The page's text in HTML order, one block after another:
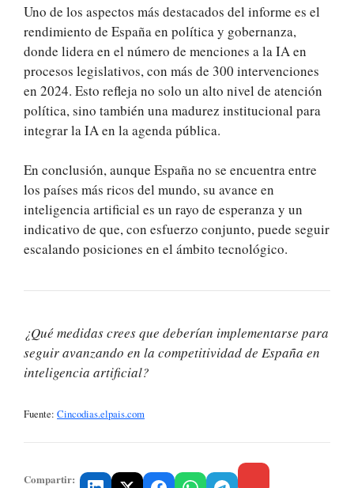
Uno de los aspectos más destacados del informe es el
rendimiento de España en política y gobernanza,
donde lidera en el número de menciones a la IA en
procesos legislativos, con más de 300 intervenciones
en 2024. Esto refleja no solo un alto nivel de atención
política, sino también una madurez institucional para
integrar la IA en la agenda pública.
En conclusión, aunque España no se encuentra entre
los países más ricos del mundo, su avance en
inteligencia artificial es un rayo de esperanza y un
indicativo de que, con esfuerzo conjunto, puede seguir
escalando posiciones en el ámbito tecnológico.
¿Qué medidas crees que deberían implementarse para
seguir avanzando en la competitividad de España en
inteligencia artificial?
Fuente: Cincodias.elpais.com
Compartir: